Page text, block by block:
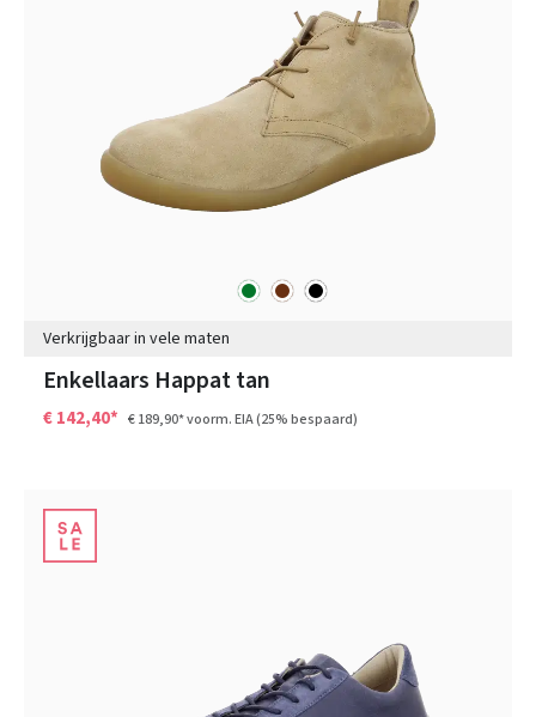
groenbruinzwart
Verkrijgbaar in vele maten
Enkellaars Happat tan
€ 142,40* € 189,90*voorm. EIA(25% bespaard)